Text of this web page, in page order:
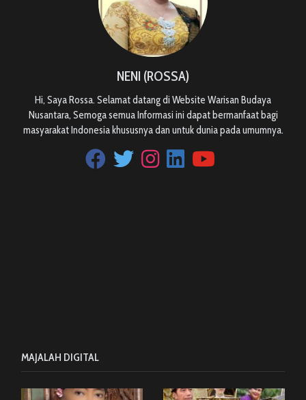
NENI (ROSSA)
Hi, Saya Rossa. Selamat datang di Website Warisan Budaya
Nusantara, Semoga semua Informasi ini dapat bermanfaat bagi
masyarakat Indonesia khususnya dan untuk dunia pada umumnya.
MAJALAH DIGITAL